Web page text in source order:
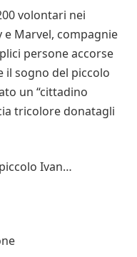
volontari nei
Marvel, compagnie
persone accorse
il sogno del piccolo
un “cittadino
tricolore donatagli
Ivan…